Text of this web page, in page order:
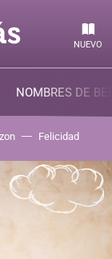
NUEVO
NOMBRES DE
Felicidad